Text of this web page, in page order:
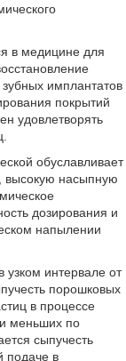
в медицине для
имплантатов
покрытий
удовлетворять
обуславливает
высокую насыпную
дозирования и
напылении
узком интервале от
порошковых
в процессе
меньших по
сыпучесть
подаче в